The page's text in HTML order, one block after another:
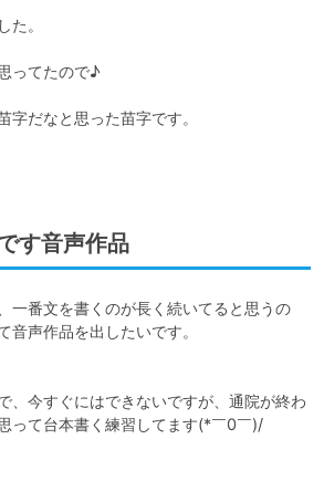
た。
ってたので♪
字だなと思った苗字です。
す音声作品
一番文を書くのが長く続いてると思うの
音声作品を出したいです。
、今すぐにはできないですが、通院が終わ
って台本書く練習してます(*￣0￣)/